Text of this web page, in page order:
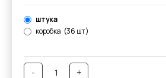
штука
коробка (36 шт)
- +